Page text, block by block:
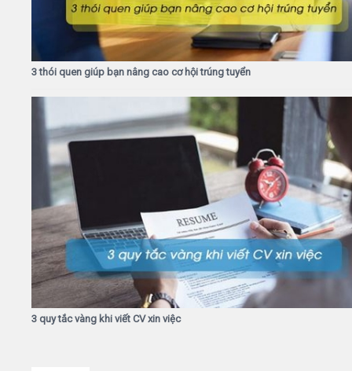
3 thói quen giúp bạn nâng cao cơ hội trúng tuyển
3 quy tắc vàng khi viết CV xin việc